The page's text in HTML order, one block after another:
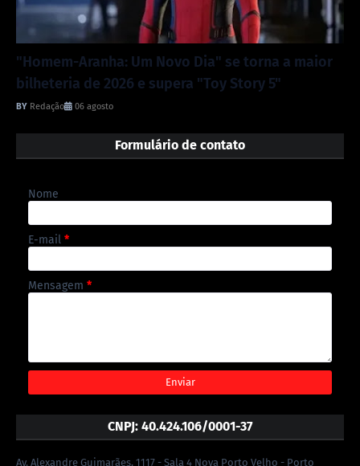
"Homem-Aranha: Um Novo Dia" se torna a maior
bilheteria de 2026 e supera "Toy Story 5"
Redação 06 agosto
Formulário de contato
Nome
E-mail *
Mensagem *
CNPJ: 40.424.106/0001-37
Av. Alexandre Guimarães, 1117 - Sala 4 Nova Porto Velho - Porto